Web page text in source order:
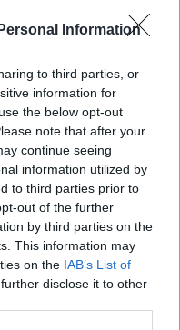
Information
to third parties, or
information for
the below opt-out
note that after your
continue seeing
information utilized by
to third parties prior to
out of the further
by third parties on the
This information may
on the IAB’s List of
disclose it to other
Life
AKTOR: Δίπλα στους
νέους επιστήμονες με
υποτροφιών
AKTOR4TheFuture